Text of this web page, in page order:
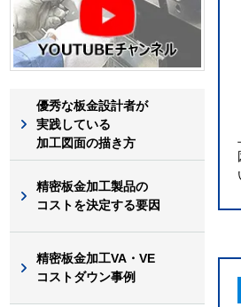
優秀な板金設計者が
実践している
加工図面の描き方
精密板金加工製品の
コストを決定する要因
精密板金加工VA・VE
コストダウン事例